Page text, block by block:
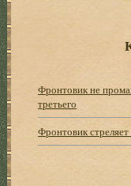
Фронтовик не
третьего
Фронтовик стреляет